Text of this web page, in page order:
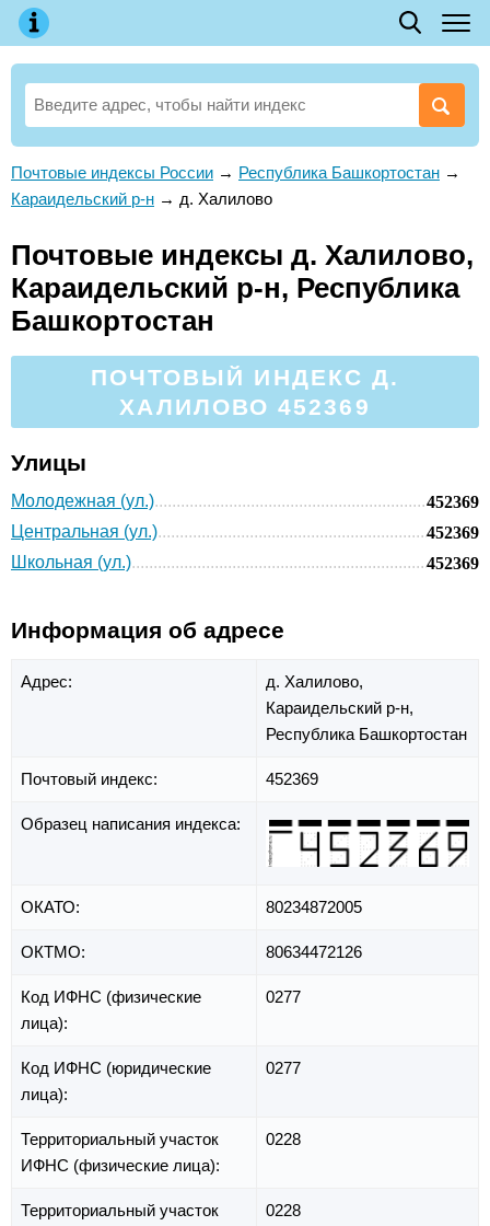
Почтовые индексы России → Республика Башкортостан →
Караидельский р-н → д. Халилово
Почтовые индексы д. Халилово,
Караидельский р-н, Республика
Башкортостан
ПОЧТОВЫЙ ИНДЕКС Д.
ХАЛИЛОВО 452369
Улицы
Молодежная (ул.)
452369
Центральная (ул.)
452369
Школьная (ул.)
452369
Информация об адресе
Адрес:
д. Халилово,
Караидельский р-н,
Республика Башкортостан
Почтовый индекс: 452369
Образец написания индекса:
ОКАТО: 80234872005
ОКТМО: 80634472126
Код ИФНС (физические
лица):
0277
Код ИФНС (юридические
лица):
0277
Территориальный участок
ИФНС (физические лица):
0228
Территориальный участок
0228